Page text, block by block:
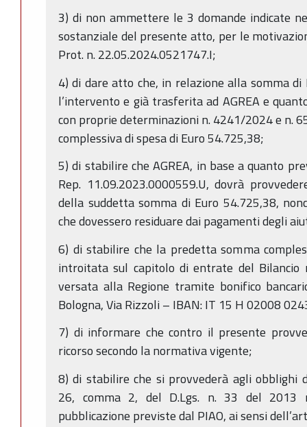
3) di non ammettere le 3 domande indicate
sostanziale del presente atto, per le
Prot. n. 22.05.2024.0521747.I;
4) di dare atto che, in relazione alla somma
l’intervento e già trasferita ad AGREA e
con proprie determinazioni n. 4241/2024 e n.
complessiva di spesa di Euro 54.725,38;
5) di stabilire che AGREA, in base a quanto
Rep. 11.09.2023.0000559.U, dovrà
della suddetta somma di Euro 54.725,38,
che dovessero residuare dai pagamenti degli
6) di stabilire che la predetta somma
introitata sul capitolo di entrate del Bilancio
versata alla Regione tramite bonifico
Bologna, Via Rizzoli – IBAN: IT 15 H 02008
7) di informare che contro il presente
ricorso secondo la normativa vigente;
8) di stabilire che si provvederà agli obblighi
26, comma 2, del D.Lgs. n. 33 del 2013
pubblicazione previste dal PIAO, ai sensi